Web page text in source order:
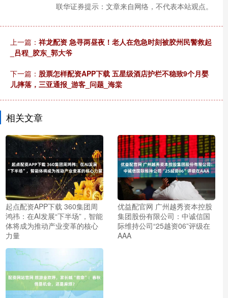
联华证券提示：文章来自网络，不代表本站观点。
上一篇： 祥龙配资 急寻两昼夜！老人在危急时刻被胶州民警救起
_吕程_胶东_郭大爷
下一篇： 股票怎样配资APP下载 五星级酒店护栏不稳致9个月婴
儿摔落，三亚通报_游客_问题_海棠
相关文章
起点配资APP下载 360集团周
鸿祎：在AI发展“下半场”，智能
体将成为推动产业变革的核心
力量
优益配官网 广州越秀资本控股
集团股份有限公司：中诚信国
际维持公司“25越资06”评级在
AAA